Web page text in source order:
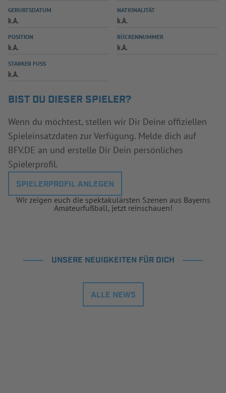
SPIELPLUS
GEBURTSDATUM
k.A.
NATIONALITÄT
k.A.
POSITION
k.A.
RÜCKENNUMMER
k.A.
STARKER FUSS
k.A.
BIST DU DIESER SPIELER?
Wenn du möchtest, stellen wir Dir Deine offiziellen
Spieleinsatzdaten zur Verfügung. Melde dich auf
BFV.DE an und erstelle Dir Dein persönliches
Spielerprofil.
SPIELERPROFIL ANLEGEN
Wir zeigen euch die spektakulärsten Szenen aus Bayerns
Amateurfußball, jetzt reinschauen!
UNSERE NEUIGKEITEN FÜR DICH
ALLE NEWS